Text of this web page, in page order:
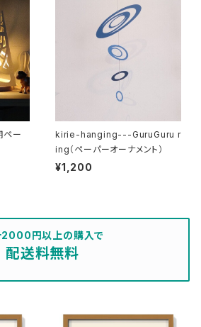
ー
kirie-hanging---GuruGuru r
ing（ペーパーオーナメント）
¥1,200
2000円以上の購入で
配送料無料